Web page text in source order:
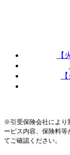
【
※引受保険会社により
ービス内容、保険料
てご確認ください。